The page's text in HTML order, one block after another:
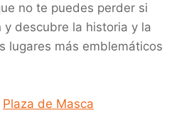
no te puedes perder si
y descubre la historia y la
lugares más emblemáticos
Plaza de Masca